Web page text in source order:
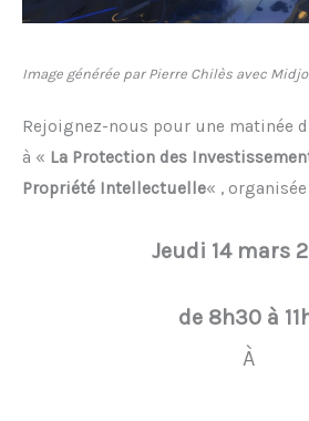
Image générée par Pierre Chilès avec
Rejoignez-nous pour une matinée
à « La Protection des
Propriété Intellectuelle« , organisée
Jeudi 14 mars
de 8h30 à
À